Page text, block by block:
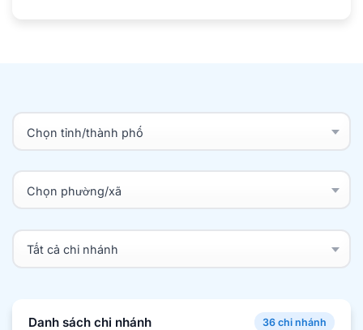
Danh sách chi nhánh 36 chi nhánh